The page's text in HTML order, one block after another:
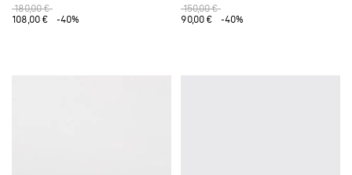
180,00 €
108,00 €
-40%
150,00 €
90,00 €
-40%